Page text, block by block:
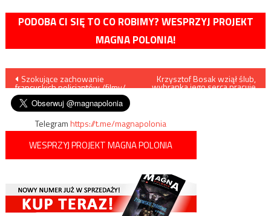
PODOBA CI SIĘ TO CO ROBIMY? WESPRZYJ PROJEKT
MAGNA POLONIA!
Nawigacja
wpisu
Szokujące zachowanie
francuskich policjantów /filmy/
Krzysztof Bosak wziął ślub,
wybranka jego serca pracuje
Telegramhttps://t.me/magnapolonia
WESPRZYJ PROJEKT MAGNA POLONIA